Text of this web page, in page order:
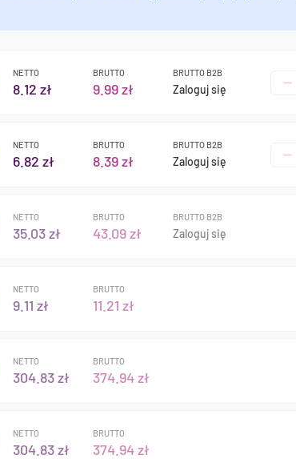
NETTO
8.12 zł
BRUTTO
9.99 zł
BRUTTO B2B
Zaloguj się
NETTO
6.82 zł
BRUTTO
8.39 zł
BRUTTO B2B
Zaloguj się
NETTO
35.03 zł
BRUTTO
43.09 zł
BRUTTO B2B
Zaloguj się
NETTO
9.11 zł
BRUTTO
11.21 zł
NETTO
304.83 zł
BRUTTO
374.94 zł
NETTO
304.83 zł
BRUTTO
374.94 zł